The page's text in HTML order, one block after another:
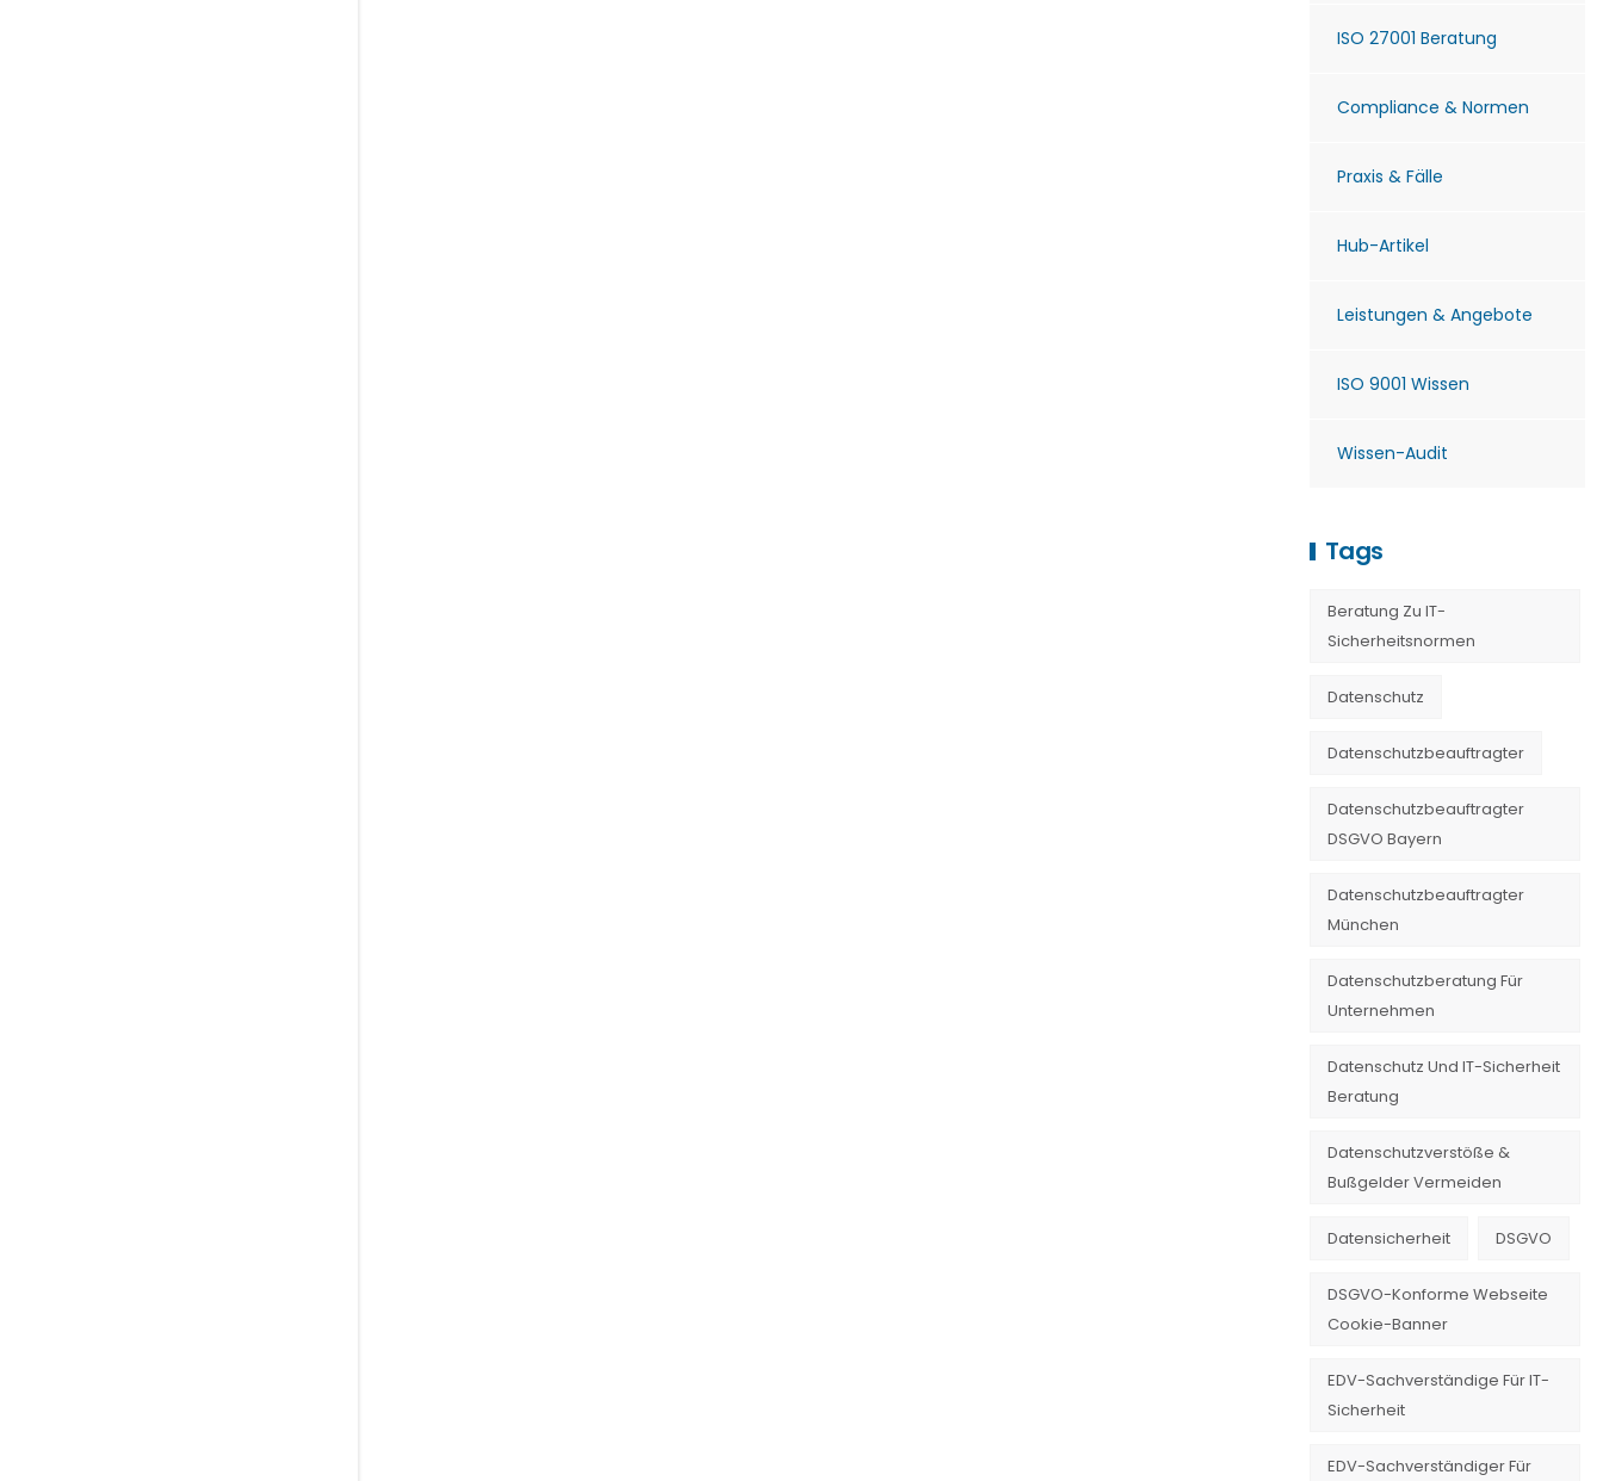
ISO 27001 Beratung
Compliance & Normen
Praxis & Fälle
Hub-Artikel
Leistungen & Angebote
ISO 9001 Wissen
Wissen-Audit
Tags
Beratung Zu IT-
Sicherheitsnormen
Datenschutz
Datenschutzbeauftragter
Datenschutzbeauftragter
DSGVO Bayern
Datenschutzbeauftragter
München
Datenschutzberatung Für
Unternehmen
Datenschutz Und IT-Sicherheit
Beratung
Datenschutzverstöße &
Bußgelder Vermeiden
Datensicherheit DSGVO
DSGVO-Konforme Webseite
Cookie-Banner
EDV-Sachverständige Für IT-
Sicherheit
EDV-Sachverständiger Für